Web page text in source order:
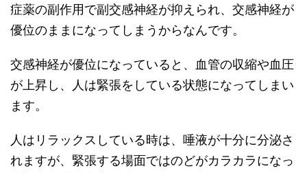
症薬の副作用で副交感神経が抑えられ、交感神経が
優位のままになってしまうからなんです。
交感神経が優位になっていると、血管の収縮や血圧
が上昇し、人は緊張をしている状態になってしまい
ます。
人はリラックスしている時は、唾液が十分に分泌さ
れますが、緊張する場面ではのどがカラカラになっ